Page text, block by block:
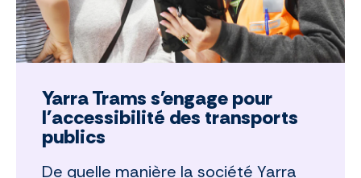
Yarra Trams s'engage pour
l'accessibilité des transports
publics
De quelle manière la société Yarra